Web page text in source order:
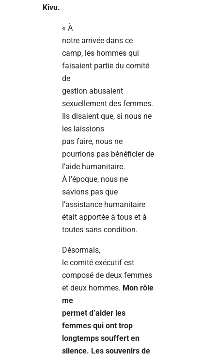
Kivu.
« À
notre arrivée dans ce
camp, les hommes qui
faisaient partie du comité
de
gestion abusaient
sexuellement des femmes.
Ils disaient que, si nous ne
les laissions
pas faire, nous ne
pourrions pas bénéficier de
l’aide humanitaire.
À l’époque, nous ne
savions pas que
l’assistance humanitaire
était apportée à tous et à
toutes sans condition.
Désormais,
le comité exécutif est
composé de deux femmes
et deux hommes. Mon rôle
me
permet d’aider les
femmes qui ont trop
longtemps souffert en
silence. Les souvenirs de